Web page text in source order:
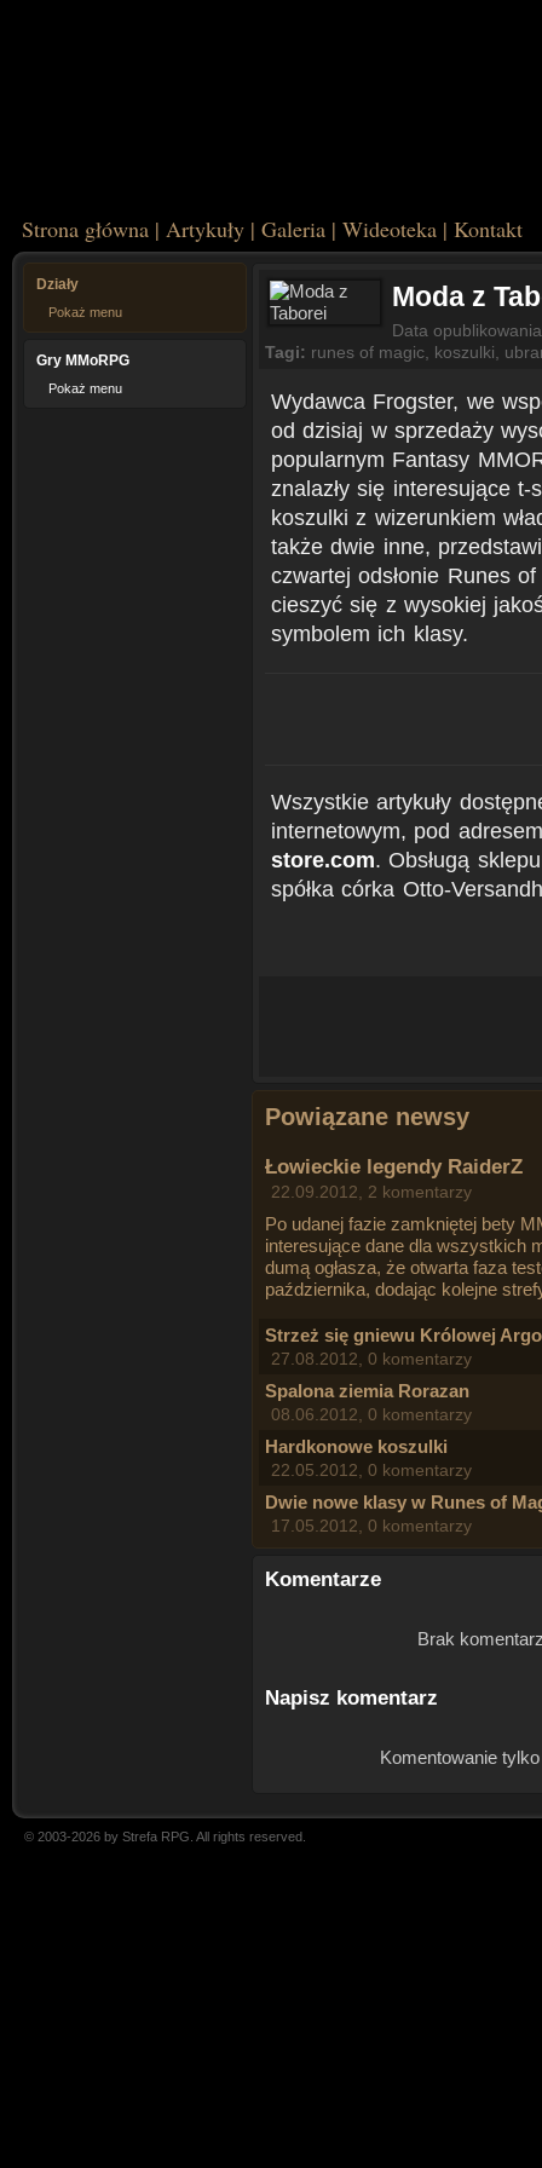
Strona główna | Artykuły | Galeria | Wideoteka | Kontakt
Działy
Pokaż menu
Gry MMoRPG
Pokaż menu
Moda z
Data
Tagi: runes of magic koszulki
Wydawca Frogster, we
od dzisiaj w sprzedaży
popularnym Fantasy
znalazły się interesujące
koszulki z wizerunkiem
także dwie inne,
czwartej odsłonie Runes
cieszyć się z wysokiej
symbolem ich klasy.
Wszystkie artykuły
internetowym, pod
store.com. Obsługą
spółka córka Otto-
Powiązane newsy
Łowieckie legendy RaiderZ
22.09.2012, 2 komentarzy
Po udanej fazie zamkniętej bety
interesujące dane dla wszystkich
dumą ogłasza, że otwarta faza
października, dodając kolejne
Strzeż się gniewu Królowej
27.08.2012, 0 komentarzy
Spalona ziemia Rorazan
08.06.2012, 0 komentarzy
Hardkonowe koszulki
22.05.2012, 0 komentarzy
Dwie nowe klasy w Runes of
17.05.2012, 0 komentarzy
Komentarze
Brak
Napisz komentarz
Komentowanie
© 2003-2026 by Strefa RPG. All rights reserved.